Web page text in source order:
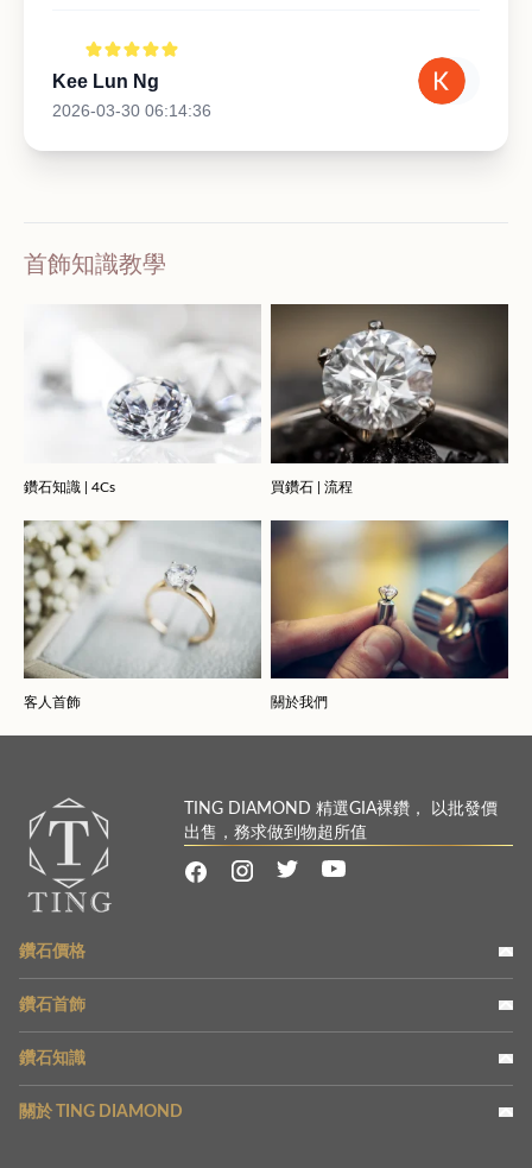
Kee Lun Ng
2026-03-30 06:14:36
首飾知識教學
鑽石知識 | 4Cs 買鑽石 | 流程
客人首飾 關於我們
TING DIAMOND 精選GIA裸鑽， 以批發價
出售，務求做到物超所值
鑽石價格
鑽石首飾
鑽石知識
關於 TING DIAMOND